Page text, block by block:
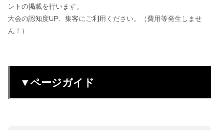
ントの掲載を行います。
大会の認知度UP、集客にご利用ください。（費用等発生しませ
ん！）
▼ページガイド